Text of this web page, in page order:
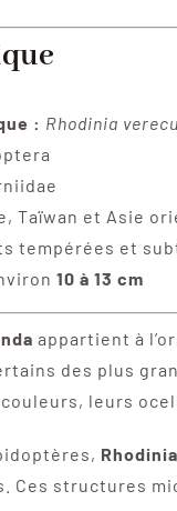
: Rhodinia
Taïwan et Asie
tempérées et
10 à 13 cm
appartient à
des plus
leurs
Ces structures